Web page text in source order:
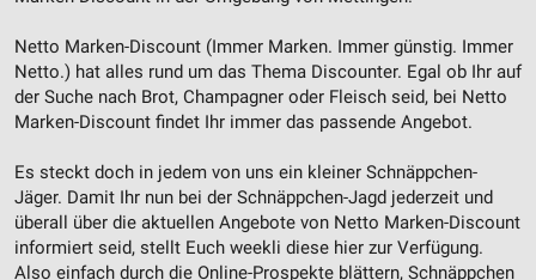
Netto Marken-Discount (Immer Marken. Immer günstig. Immer
Netto.) hat alles rund um das Thema Discounter. Egal ob Ihr auf
der Suche nach Brot, Champagner oder Fleisch seid, bei Netto
Marken-Discount findet Ihr immer das passende Angebot.
Es steckt doch in jedem von uns ein kleiner Schnäppchen-
Jäger. Damit Ihr nun bei der Schnäppchen-Jagd jederzeit und
überall über die aktuellen Angebote von Netto Marken-Discount
informiert seid, stellt Euch weekli diese hier zur Verfügung.
Also einfach durch die Online-Prospekte blättern, Schnäppchen